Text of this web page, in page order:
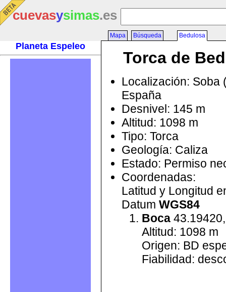
cuevasysimas.es
Planeta Espeleo
Mapa Búsqueda Bedulosa
Torca de
Localización: Soba
España
Desnivel: 145 m
Altitud: 1098 m
Tipo: Torca
Geología: Caliza
Estado: Permiso
Coordenadas:
Latitud y Longitud
Datum WGS84
Boca
Altitud: 1098 m
Origen: BD
Fiabilidad: